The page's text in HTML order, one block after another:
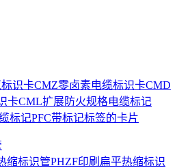
识卡CMZ零卤素电缆标识卡CMD
卡CML扩展防火规格电缆标记
标记PFC带标记标签的卡片
缩标识管PHZF印刷扁平热缩标识